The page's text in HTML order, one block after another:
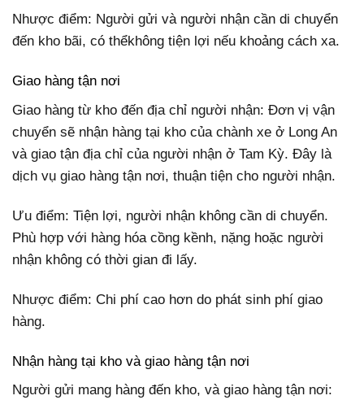
Nhược điểm: Người gửi và người nhận cần di chuyển
đến kho bãi, có thểkhông tiện lợi nếu khoảng cách xa.
Giao hàng tận nơi
Giao hàng từ kho đến địa chỉ người nhận: Đơn vị vận
chuyển sẽ nhận hàng tại kho của chành xe ở Long An
và giao tận địa chỉ của người nhận ở Tam Kỳ. Đây là
dịch vụ giao hàng tận nơi, thuận tiện cho người nhận.
Ưu điểm: Tiện lợi, người nhận không cần di chuyển.
Phù hợp với hàng hóa cồng kềnh, nặng hoặc người
nhận không có thời gian đi lấy.
Nhược điểm: Chi phí cao hơn do phát sinh phí giao
hàng.
Nhận hàng tại kho và giao hàng tận nơi
Người gửi mang hàng đến kho, và giao hàng tận nơi: